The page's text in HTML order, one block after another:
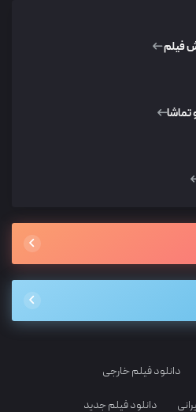
فیلم
تماشا
دانلود فیلم خارجی
دانلود فیلم جدید